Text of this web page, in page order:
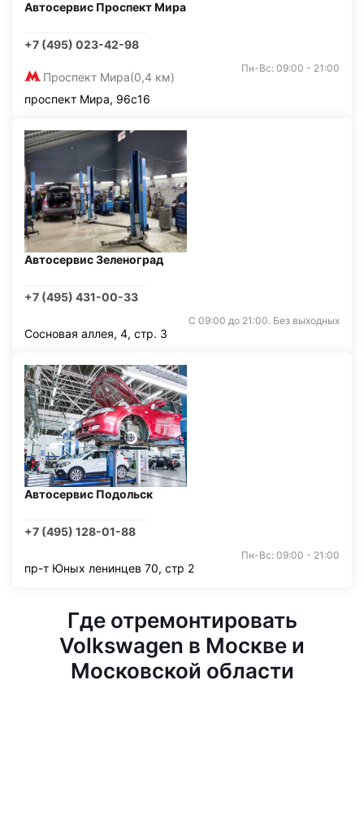
Автосервис Проспект Мира
+7 (495) 023-42-98
Проспект Мира(0,4 км)
Пн-Вс: 09:00 - 21:00
проспект Мира, 96с16
Автосервис Зеленоград
+7 (495) 431-00-33
С 09:00 до 21:00. Без выходных
Сосновая аллея, 4, стр. 3
Автосервис Подольск
+7 (495) 128-01-88
Пн-Вс: 09:00 - 21:00
пр-т Юных ленинцев 70, стр 2
Где отремонтировать
Volkswagen в Москве и
Московской области